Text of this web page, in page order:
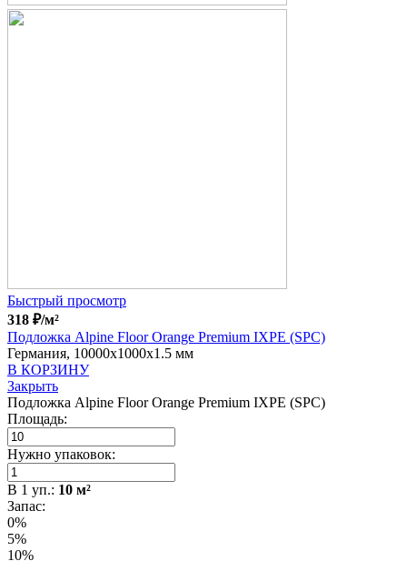
Быстрый просмотр
318 ₽/м²
Подложка Alpine Floor Orange Premium IXPE (SPC)
Германия, 10000x1000x1.5 мм
В КОРЗИНУ
Закрыть
Подложка Alpine Floor Orange Premium IXPE (SPC)
Площадь:
Нужно упаковок:
В 1 уп.: 10 м²
Запас:
0%
5%
10%